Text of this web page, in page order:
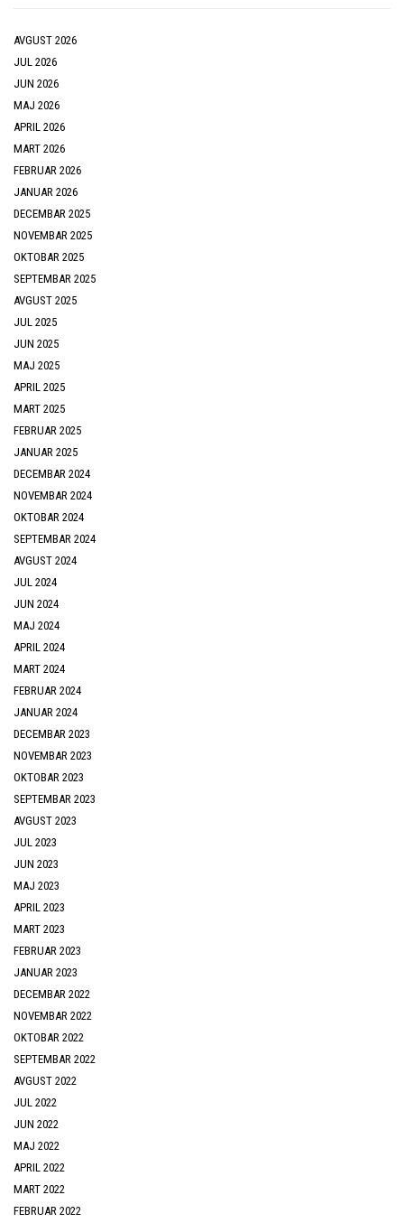
AVGUST 2026
JUL 2026
JUN 2026
MAJ 2026
APRIL 2026
MART 2026
FEBRUAR 2026
JANUAR 2026
DECEMBAR 2025
NOVEMBAR 2025
OKTOBAR 2025
SEPTEMBAR 2025
AVGUST 2025
JUL 2025
JUN 2025
MAJ 2025
APRIL 2025
MART 2025
FEBRUAR 2025
JANUAR 2025
DECEMBAR 2024
NOVEMBAR 2024
OKTOBAR 2024
SEPTEMBAR 2024
AVGUST 2024
JUL 2024
JUN 2024
MAJ 2024
APRIL 2024
MART 2024
FEBRUAR 2024
JANUAR 2024
DECEMBAR 2023
NOVEMBAR 2023
OKTOBAR 2023
SEPTEMBAR 2023
AVGUST 2023
JUL 2023
JUN 2023
MAJ 2023
APRIL 2023
MART 2023
FEBRUAR 2023
JANUAR 2023
DECEMBAR 2022
NOVEMBAR 2022
OKTOBAR 2022
SEPTEMBAR 2022
AVGUST 2022
JUL 2022
JUN 2022
MAJ 2022
APRIL 2022
MART 2022
FEBRUAR 2022